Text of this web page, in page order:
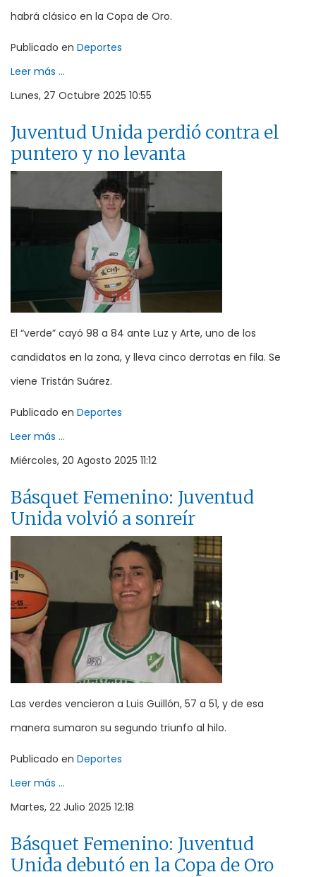
habrá clásico en la Copa de Oro.
Publicado en Deportes
Leer más ...
Lunes, 27 Octubre 2025 10:55
Juventud Unida perdió contra el
puntero y no levanta
El “verde” cayó 98 a 84 ante Luz y Arte, uno de los
candidatos en la zona, y lleva cinco derrotas en fila. Se
viene Tristán Suárez.
Publicado en Deportes
Leer más ...
Miércoles, 20 Agosto 2025 11:12
Básquet Femenino: Juventud
Unida volvió a sonreír
Las verdes vencieron a Luis Guillón, 57 a 51, y de esa
manera sumaron su segundo triunfo al hilo.
Publicado en Deportes
Leer más ...
Martes, 22 Julio 2025 12:18
Básquet Femenino: Juventud
Unida debutó en la Copa de Oro